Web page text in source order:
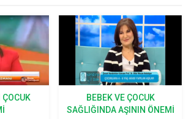
ÇOCUK
BEBEK VE ÇOCUK
SAĞLIĞINDA AŞININ ÖNEMI